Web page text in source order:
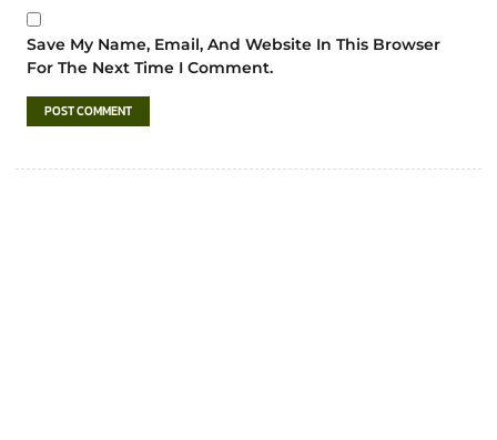
Save My Name, Email, And Website In This Browser
For The Next Time I Comment.